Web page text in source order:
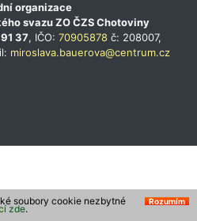
organizace
svazu ZO ČZS Chotoviny
37, IČO: 70905878 č: 208007,
miroslava.bauerova@centrum.cz
Rozumím
soubory cookie nezbytné
zde.